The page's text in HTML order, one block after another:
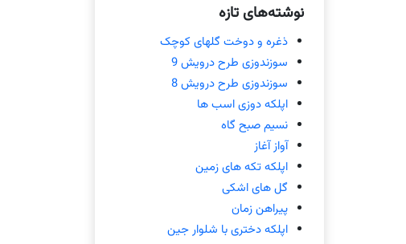
نوشته‌های تازه
ذغره و دوخت گلهای کوچک
سوزندوزی طرح درویش 9
سوزندوزی طرح درویش 8
اپلکه دوزی اسب ها
نسیم صبح گاه
آواز آغاز
اپلکه تکه های زمین
گل های اشکی
پیراهن زمان
اپلکه دختری با شلوار جین